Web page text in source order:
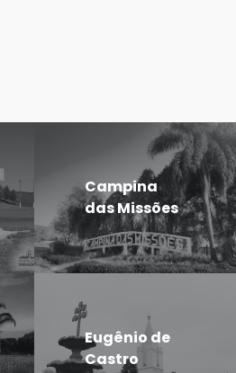
Campina
das Missões
Eugênio de
Castro